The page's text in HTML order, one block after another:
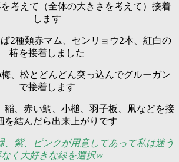
考えて（全体の大きさを考えて）接着
します
2種類赤マム、センリョウ2本、紅白の
椿を接着しました
、松とどんどん突っ込んでグルーガン
で接着します
稲、赤い鯛、小槌、羽子板、凧などを接
を結んだら出来上がりです
、紫、ピンクが用意してあって私は迷う
く大好きな緑を選択w